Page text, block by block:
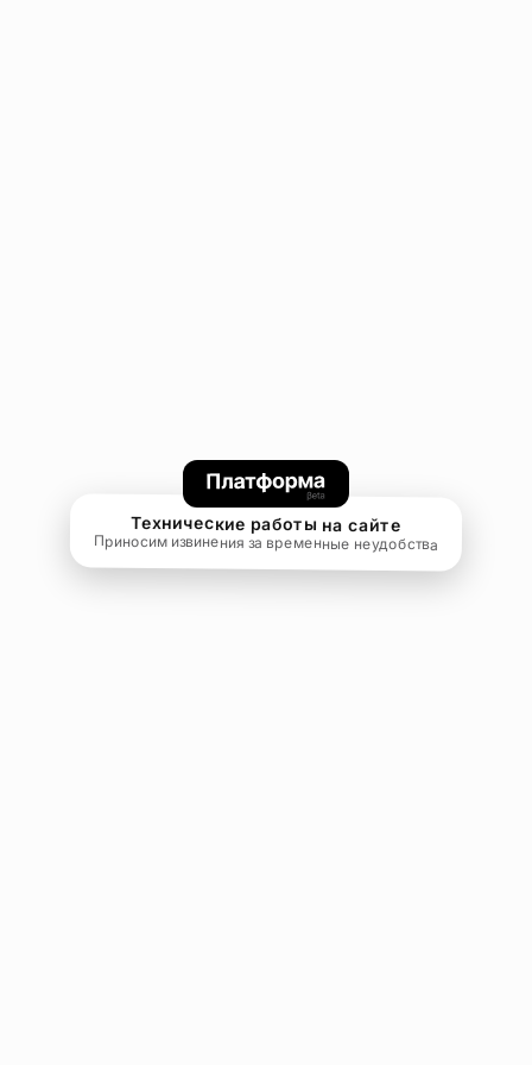
Технические работы на сайте
Приносим извинения за временные неудобства